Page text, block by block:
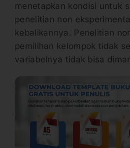
menetapkan kondisi untuk
penelitian non
kebalikannya. Penelitian
pemilihan kelompok tidak
variabelnya tidak bisa